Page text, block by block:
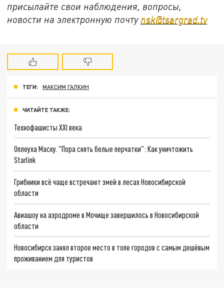
присылайте свои наблюдения, вопросы,
новости на электронную почту nsk@tsargrad.tv
ТЕГИ: МАКСИМ ГАЛКИН
ЧИТАЙТЕ ТАКЖЕ:
Технофашисты XXI века
Оплеуха Маску. "Пора снять белые перчатки": Как уничтожить
Starlink
Грибники всё чаще встречают змей в лесах Новосибирской
области
Авиашоу на аэродроме в Мочище завершилось в Новосибирской
области
Новосибирск занял второе место в топе городов с самым дешёвым
проживанием для туристов